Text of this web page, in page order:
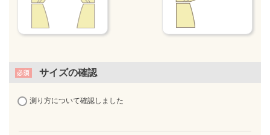
サイズの確認
測り方について確認しました